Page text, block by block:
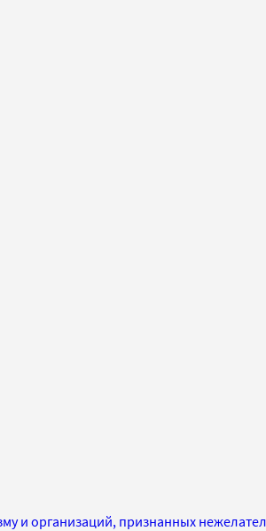
и организаций, признанных